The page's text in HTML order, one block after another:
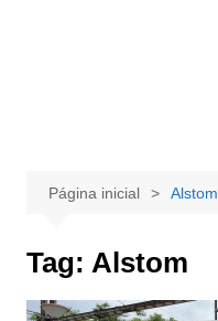
Página inicial Alstom
Tag: Alstom